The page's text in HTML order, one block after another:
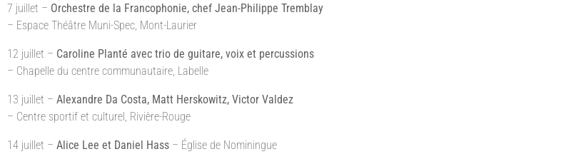
7 juillet – Orchestre de la Francophonie, chef Jean-Philippe Tremblay
– Espace Théâtre Muni-Spec, Mont-Laurier
12 juillet – Caroline Planté avec trio de guitare, voix et percussions
– Chapelle du centre communautaire, Labelle
13 juillet – Alexandre Da Costa, Matt Herskowitz, Victor Valdez
– Centre sportif et culturel, Rivière-Rouge
14 juillet – Alice Lee et Daniel Hass – Église de Nominingue